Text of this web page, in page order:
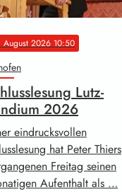
August 2026 10:50
Lutz-
2026
eindrucksvollen
hat Peter Thiers
Freitag seinen
Aufenthalt als …